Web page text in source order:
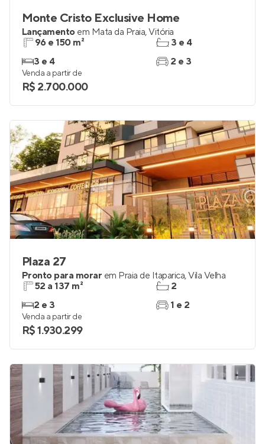
Monte Cristo Exclusive Home
Lançamento em Mata da Praia,Vitória
96 e 150 m²
3 e 4
3 e 4
2 e 3
Venda a partir de
R$ 2.700.000
Plaza 27
Pronto para morar em Praia de Itaparica,Vila Velha
52 a 137 m²
2 e 3
2
1 e 2
Venda a partir de
R$ 1.930.299